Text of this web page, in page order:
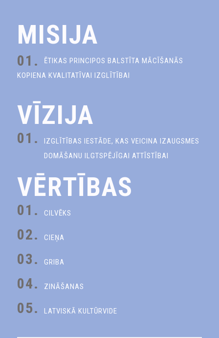
MISIJA
01.
ĒTIKAS PRINCIPOS BALSTĪTA MĀCĪŠANĀS
KOPIENA KVALITATĪVAI IZGLĪTĪBAI
VĪZIJA
01.
IZGLĪTĪBAS IESTĀDE, KAS VEICINA IZAUGSMES
DOMĀŠANU ILGTSPĒJĪGAI ATTĪSTĪBAI
VĒRTĪBAS
01. CILVĒKS
02. CIEŅA
03. GRIBA
04. ZINĀŠANAS
05. LATVISKĀ KULTŪRVIDE